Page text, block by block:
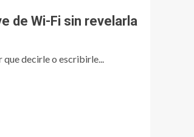
de Wi-Fi sin revelarla
que decirle o escribirle...